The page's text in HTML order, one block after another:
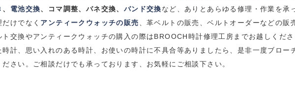
、 電池交換、コマ調整、バネ交換、 バンド交換など、ありとあらゆる修理・作業を承
けでなく アンティークウォッチの販売
、革ベルトの販売、ベルトオーダーなどの販
ト交換やアンティークウォッチの購入の際はBROOCH時計修理工房までお越しくださ
時計、思い入れのある時計、お使いの時計に不具合等ありましたら、是非一度ブロー
さい。
ご相談だけでも承っております、お気軽にご相談下さい。